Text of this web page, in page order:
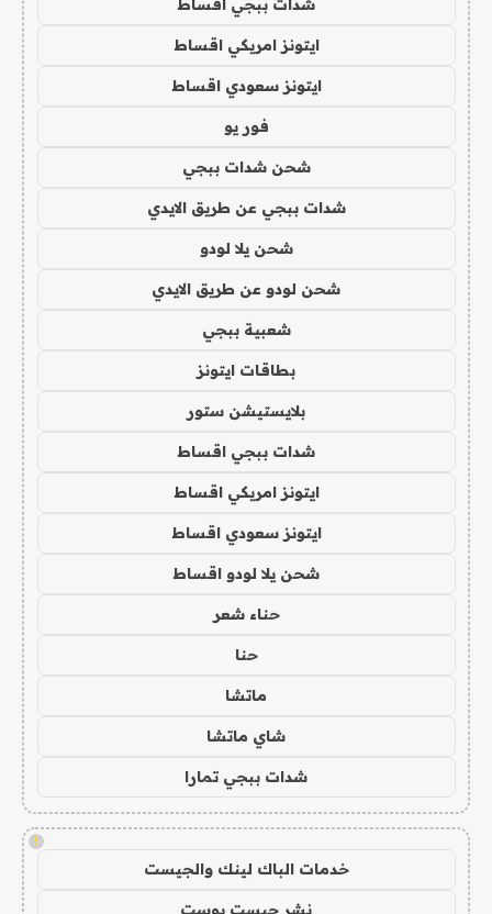
ايتونز امريكي اقساط
ايتونز سعودي اقساط
فور يو
شحن شدات ببجي
شدات ببجي عن طريق الايدي
شحن يلا لودو
شحن لودو عن طريق الايدي
شعبية ببجي
بطاقات ايتونز
بلايستيشن ستور
شدات ببجي اقساط
ايتونز امريكي اقساط
ايتونز سعودي اقساط
شحن يلا لودو اقساط
حناء شعر
حنا
ماتشا
شاي ماتشا
شدات ببجي تمارا
!
خدمات الباك لينك والجيست
نشر جيست بوست